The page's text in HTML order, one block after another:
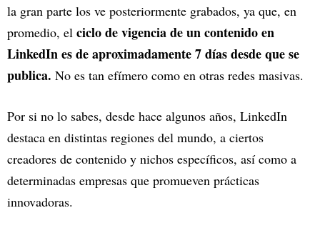
la gran parte los ve posteriormente grabados, ya que, en
promedio, el ciclo de vigencia de un contenido en
LinkedIn es de aproximadamente 7 días desde que se
publica. No es tan efímero como en otras redes masivas.
Por si no lo sabes, desde hace algunos años, LinkedIn
destaca en distintas regiones del mundo, a ciertos
creadores de contenido y nichos específicos, así como a
determinadas empresas que promueven prácticas
innovadoras.